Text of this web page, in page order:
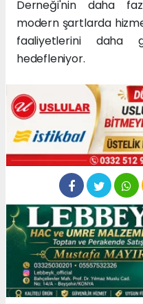
Derneği'nin daha
modern şartlarda
faaliyetlerini daha
hedefleniyor.